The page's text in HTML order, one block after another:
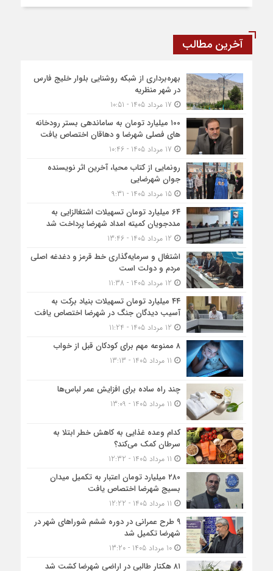
آخرین مطالب
بهره‌برداری از شبکه روشنایی بلوار خلیج فارس
در شهر منظریه
۱۰۰ میلیارد تومان به ساماندهی بستر رودخانه
های فصلی شهرضا و دهاقان اختصاص یافت
رونمایی از کتاب محیا، آخرین اثر نویسنده
جوان شهرضایی
15 مرداد 1405 - 9:31
۶۴ میلیارد تومان تسهیلات اشتغالزایی به
مددجویان کمیته امداد شهرضا پرداخت شد
اشتغال و سرمایه‌گذاری خط قرمز و دغدغه اصلی
مردم و دولت است
۴۴ میلیارد تومان تسهیلات بنیاد برکت به
آسیب دیدگان جنگ در شهرضا اختصاص یافت
۸ ممنوعه مهم برای کودکان قبل از خواب
چند راه ساده برای افزایش عمر لباس‌ها
کدام وعده غذایی به کاهش خطر ابتلا به
سرطان کمک می‌کند؟
۲۸۰ میلیارد تومان اعتبار به تکمیل میدان
بسیج شهرضا اختصاص یافت
۹ طرح عمرانی در دوره ششم شوراهای شهر در
شهرضا تکمیل شد
10 مرداد 1405 - 13:20
۸۱ هکتار طالبی در اراضی شهرضا کشت شد